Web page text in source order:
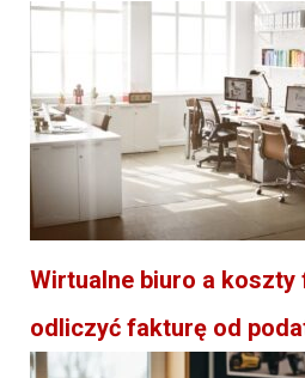
Wirtualne biuro a koszty
odliczyć fakturę od